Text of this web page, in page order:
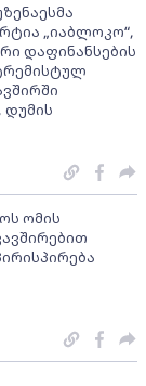
„იაბლოკო“,
დაფინანსების
დუმის
ომის